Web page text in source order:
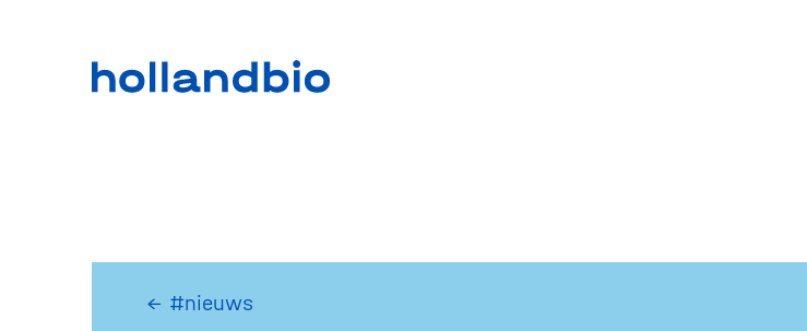
← #nieuws